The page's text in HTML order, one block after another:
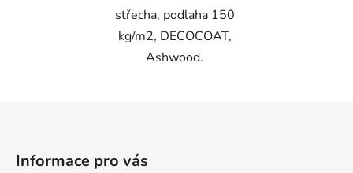
střecha, podlaha 150
kg/m2, DECOCOAT,
Ashwood.
Informace pro vás